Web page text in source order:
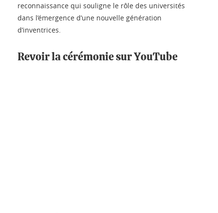
reconnaissance qui souligne le rôle des universités
dans l’émergence d’une nouvelle génération
d’inventrices.
Revoir la cérémonie sur YouTube